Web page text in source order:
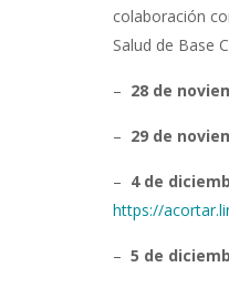
colaboración
Salud de Base
– 28 de
– 29 de
– 4 de
https://
– 5 de